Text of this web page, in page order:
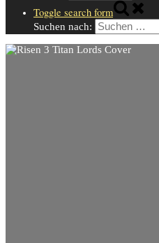
Toggle search form
Suchen nach: